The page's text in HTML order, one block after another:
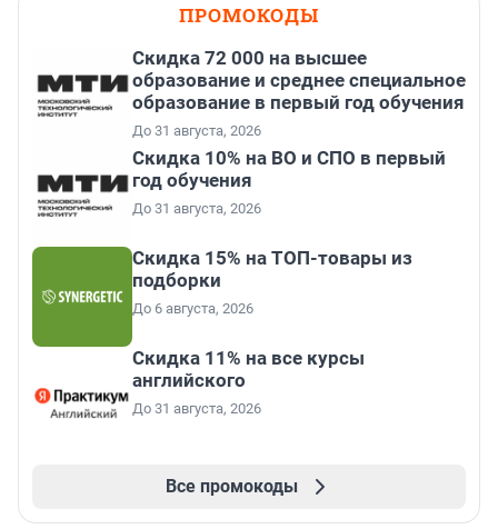
ПРОМОКОДЫ
Скидка 72 000 на высшее
образование и среднее специальное
образование в первый год обучения
До 31 августа, 2026
Скидка 10% на ВО и СПО в первый
год обучения
До 31 августа, 2026
Скидка 15% на ТОП-товары из
подборки
До 6 августа, 2026
Скидка 11% на все курсы
английского
До 31 августа, 2026
Все промокоды